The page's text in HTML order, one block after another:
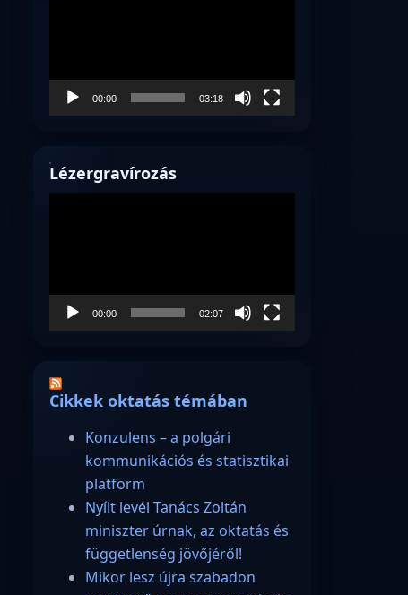
00:00 03:18
Lézergravírozás
00:00 02:07
Cikkek oktatás témában
Konzulens – a polgári
kommunikációs és statisztikai
platform
Nyílt levél Tanács Zoltán
miniszter úrnak, az oktatás és
függetlenség jövőjéről!
Mikor lesz újra szabadon